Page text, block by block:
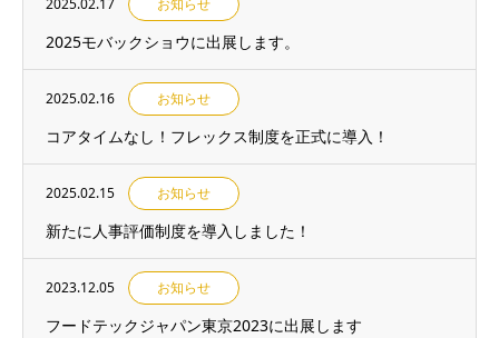
2025.02.17 お知らせ
2025モバックショウに出展します。
2025.02.16 お知らせ
コアタイムなし！フレックス制度を正式に導入！
2025.02.15 お知らせ
新たに人事評価制度を導入しました！
2023.12.05 お知らせ
フードテックジャパン東京2023に出展します